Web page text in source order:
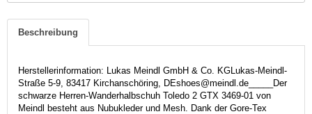
Beschreibung
Herstellerinformation: Lukas Meindl GmbH & Co. KGLukas-Meindl-
Straße 5-9, 83417 Kirchanschöring, DEshoes@meindl.de_____Der
schwarze Herren-Wanderhalbschuh Toledo 2 GTX 3469-01 von
Meindl besteht aus Nubukleder und Mesh. Dank der Gore-Tex